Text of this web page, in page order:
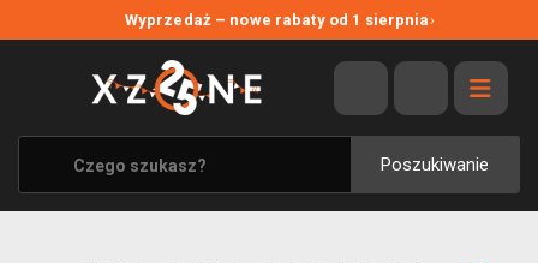
Wyprzedaż – nowe rabaty od 1 sierpnia›
Poszukiwanie
WYPRZEDAŻ
WSZYSTKIE MARKI
XZONE ORIGINALS
UBRANIA I AKCESORIA